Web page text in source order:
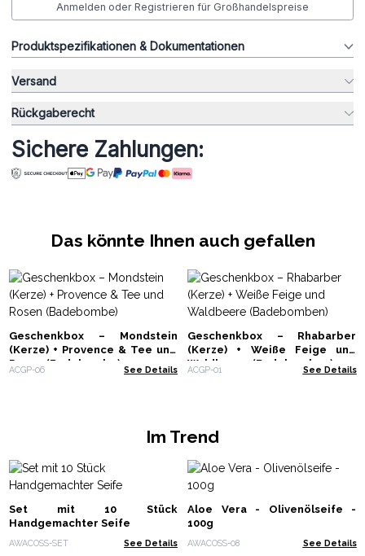
Anmelden oder Registrieren für Großhandelspreise
Produktspezifikationen & Dokumentationen
Versand
Rückgaberecht
Sichere Zahlungen:
Das könnte Ihnen auch gefallen
Geschenkbox – Mondstein
(Kerze) + Provence & Tee und
Rosen (Badebombe)
ACGP-06 See Details
Geschenkbox – Rhabarber
(Kerze) + Weiße Feige und
Waldbeere (Badebomben)
ACGP-01 See Details
Im Trend
Set mit 10 Stück
Handgemachter Seife
AWACOSS-SET See Details
Aloe Vera - Olivenölseife -
100g
AWACOSS-08 See Details